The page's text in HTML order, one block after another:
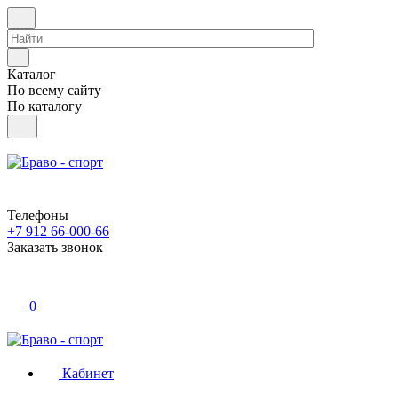
Каталог
По всему сайту
По каталогу
Телефоны
+7 912 66-000-66
Заказать звонок
0
Кабинет